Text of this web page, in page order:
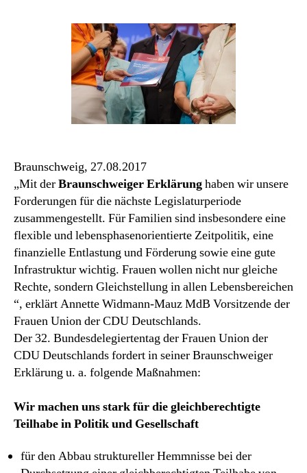
Starkes
Deutschland.
Braunschweiger
Erklärung
der
Frauen
Union
Braunschweig, 27.08.2017
„Mit derBraunschweiger Erklärunghaben wir unsere
Forderungen für die nächste Legislaturperiode
zusammengestellt. Für Familien sind insbesondere eine
flexible und lebensphasenorientierte Zeitpolitik, eine
finanzielle Entlastung und Förderung sowie eine gute
Infrastruktur wichtig. Frauen wollen nicht nur gleiche
Rechte, sondern Gleichstellung in allen Lebensbereichen
“, erklärt Annette Widmann-Mauz MdB Vorsitzende der
Frauen Union der CDU Deutschlands.
Der 32. Bundesdelegiertentag der Frauen Union der
CDU Deutschlands fordert in seiner Braunschweiger
Erklärung u. a. folgende Maßnahmen:
Wir machen uns stark für die gleichberechtigte
Teilhabe in Politik und Gesellschaft
für den Abbau struktureller Hemmnisse bei der